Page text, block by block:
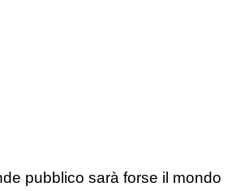
pubblico sarà forse il mondo